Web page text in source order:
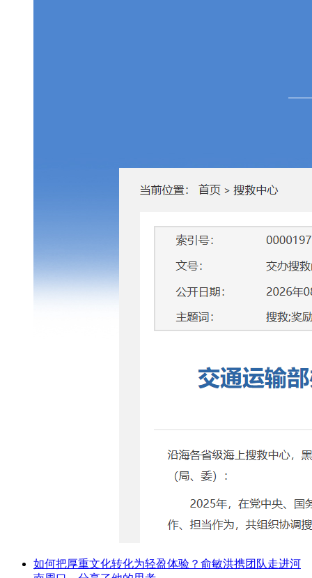
如何把厚重文化转化为轻盈体验？俞敏洪携团队走进河